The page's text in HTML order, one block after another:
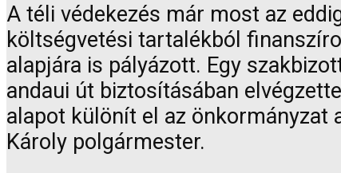
A téli védekezés már most az
költségvetési tartalékból
alapjára is pályázott. Egy
andaui út biztosításában
alapot különít el az önkormányzat
Károly polgármester.